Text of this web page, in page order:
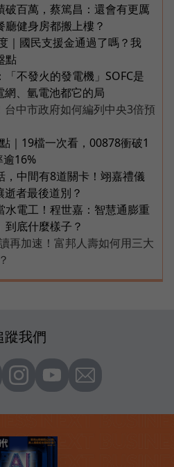
破百萬，蔡篤昌：還會有更厲
健身房都搬上樓？
｜國民支援金通過了嗎？我
點
不發火的發電機」SOFC是
、氫電池都它的局
中市政府如何編列中央3倍預
｜19檔一次看，00878衝破1
16%
，中間有8道關卡！翊嘉禮儀
者最後道別？
水電工！程世嘉：智慧通膨重
底什麼樣子？
再加速！富邦人壽如何用三大
蹤我們